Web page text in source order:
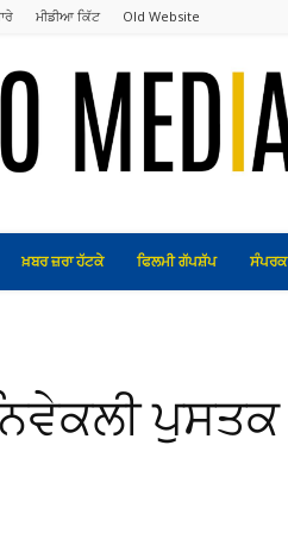
ਮੀਡੀਆ ਕਿੱਟ Old Website
ਖ਼ਬਰ ਜ਼ਰਾ ਹੱਟਕੇ ਫਿਲਮੀ ਗੱਪਸ਼ੱਪ ਸੰਪਰਕ
ਪੁਸਤਕ